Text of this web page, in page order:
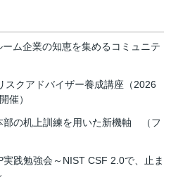
ム企業の知恵を集めるコミュニテ
スクアドバイザー養成講座（2026
催）
部の机上訓練を用いた新機軸 （フ
践勉強会～NIST CSF 2.0で、止ま